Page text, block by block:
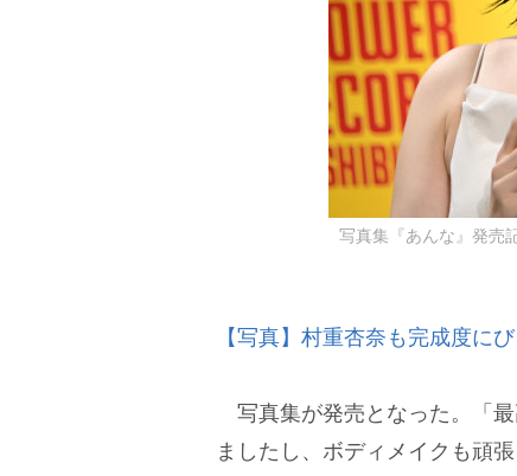
写真集『あんな』発売
【写真】村重杏奈も完成度に
写真集が発売となった。「
ましたし、ボディメイクも頑